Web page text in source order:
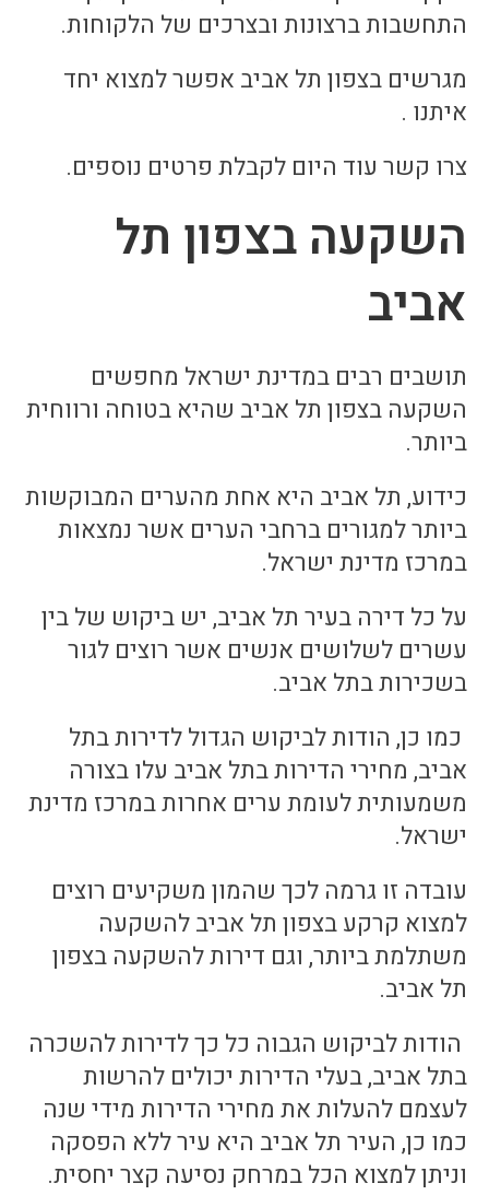
התחשבות ברצונות ובצרכים של הלקוחות.
מגרשים בצפון תל אביב אפשר למצוא יחד
איתנו .
צרו קשר עוד היום לקבלת פרטים נוספים.
השקעה בצפון תל
אביב
תושבים רבים במדינת ישראל מחפשים
השקעה בצפון תל אביב שהיא בטוחה ורווחית
ביותר.
כידוע, תל אביב היא אחת מהערים המבוקשות
ביותר למגורים ברחבי הערים אשר נמצאות
במרכז מדינת ישראל.
על כל דירה בעיר תל אביב, יש ביקוש של בין
עשרים לשלושים אנשים אשר רוצים לגור
בשכירות בתל אביב.
כמו כן, הודות לביקוש הגדול לדירות בתל
אביב, מחירי הדירות בתל אביב עלו בצורה
משמעותית לעומת ערים אחרות במרכז מדינת
ישראל.
עובדה זו גרמה לכך שהמון משקיעים רוצים
למצוא קרקע בצפון תל אביב להשקעה
משתלמת ביותר, וגם דירות להשקעה בצפון
תל אביב.
הודות לביקוש הגבוה כל כך לדירות להשכרה
בתל אביב, בעלי הדירות יכולים להרשות
לעצמם להעלות את מחירי הדירות מידי שנה
כמו כן, העיר תל אביב היא עיר ללא הפסקה
וניתן למצוא הכל במרחק נסיעה קצר יחסית.